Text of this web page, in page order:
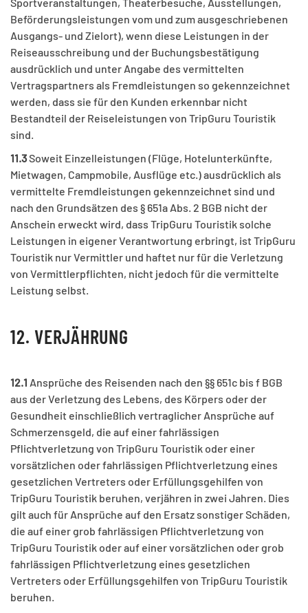
Beförderungsleistungen vom und zum ausgeschriebenen
Ausgangs- und Zielort), wenn diese Leistungen in der
Reiseausschreibung und der Buchungsbestätigung
ausdrücklich und unter Angabe des vermittelten
Vertragspartners als Fremdleistungen so gekennzeichnet
werden, dass sie für den Kunden erkennbar nicht
Bestandteil der Reiseleistungen von TripGuru Touristik
sind.
11.3Soweit Einzelleistungen (Flüge, Hotelunterkünfte,
Mietwagen, Campmobile, Ausflüge etc.) ausdrücklich als
vermittelte Fremdleistungen gekennzeichnet sind und
nach den Grundsätzen des § 651a Abs. 2 BGB nicht der
Anschein erweckt wird, dass TripGuru Touristik solche
Leistungen in eigener Verantwortung erbringt, ist TripGuru
Touristik nur Vermittler und haftet nur für die Verletzung
von Vermittlerpflichten, nicht jedoch für die vermittelte
Leistung selbst.
12. VERJÄHRUNG
12.1 Ansprüche des Reisenden nach den §§ 651c bis f BGB
aus der Verletzung des Lebens, des Körpers oder der
Gesundheit einschließlich vertraglicher Ansprüche auf
Schmerzensgeld, die auf einer fahrlässigen
Pflichtverletzung von TripGuru Touristik oder einer
vorsätzlichen oder fahrlässigen Pflichtverletzung eines
gesetzlichen Vertreters oder Erfüllungsgehilfen von
TripGuru Touristik beruhen, verjähren in zwei Jahren. Dies
gilt auch für Ansprüche auf den Ersatz sonstiger Schäden,
die auf einer grob fahrlässigen Pflichtverletzung von
TripGuru Touristik oder auf einer vorsätzlichen oder grob
fahrlässigen Pflichtverletzung eines gesetzlichen
Vertreters oder Erfüllungsgehilfen von TripGuru Touristik
beruhen.